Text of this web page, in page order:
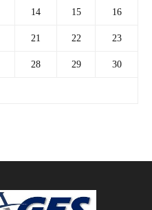
14 15 16
21 22 23
28 29 30